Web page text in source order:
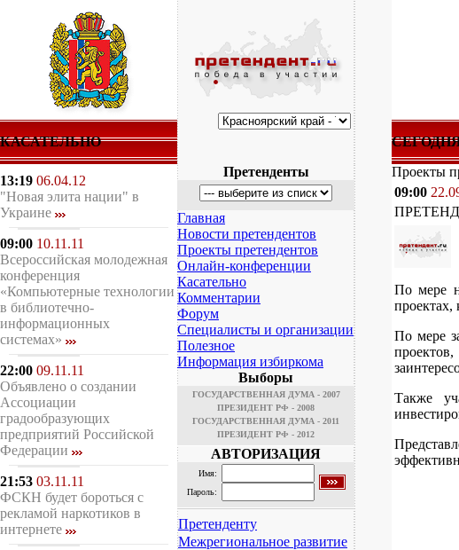
КАСАТЕЛЬНО
13:19 06.04.12
"Новая элита нации" в
Украине
09:00 10.11.11
Всероссийская молодежная
конференция
«Компьютерные технологии
в библиотечно-
информационных
системах»
22:00 09.11.11
Объявлено о создании
Ассоциации
градообразующих
предприятий Российской
Федерации
21:53 03.11.11
ФСКН будет бороться с
рекламой наркотиков в
интернете
Претенденты
Главная
Новости претендентов
Проекты претендентов
Онлайн-конференции
Касательно
Комментарии
Форум
Специалисты и организации
Полезное
Информация избиркома
Выборы
ГОСУДАРСТВЕННАЯ ДУМА - 2007
ПРЕЗИДЕНТ РФ - 2008
ГОСУДАРСТВЕННАЯ ДУМА - 2011
ПРЕЗИДЕНТ РФ - 2012
АВТОРИЗАЦИЯ
Имя:
Пароль:
Претенденту
Межрегиональное развитие
Проекты
09:00
По мере
По мере
Также